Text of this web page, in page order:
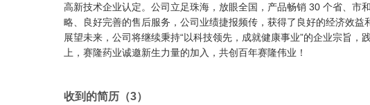
高新技术企业认定。公司立足珠海，放眼全国，产品畅销 30 个省、
略、良好完善的售后服务，公司业绩捷报频传，获得了良好的经济效益
展望未来，公司将继续秉持“以科技领先，成就健康事业”的企业宗旨
上，赛隆药业诚邀新生力量的加入，共创百年赛隆伟业！
收到的简历（3）